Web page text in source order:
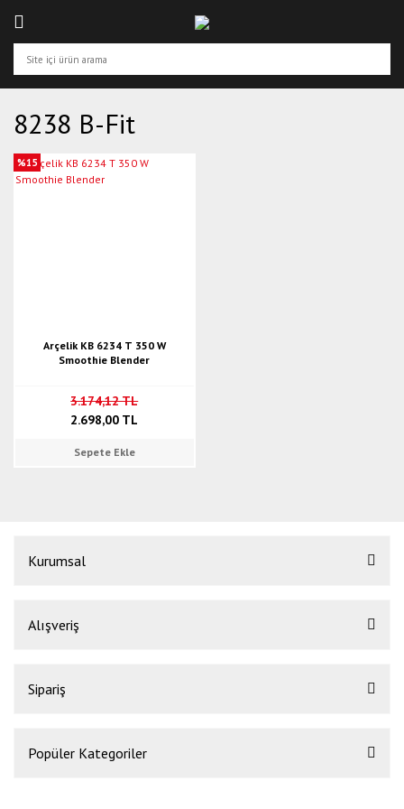
8238 B-Fit
%15
Arçelik KB 6234 T 350 W
Smoothie Blender
3.174,12 TL
2.698,00 TL
Sepete Ekle
Kurumsal
Alışveriş
Sipariş
Popüler Kategoriler